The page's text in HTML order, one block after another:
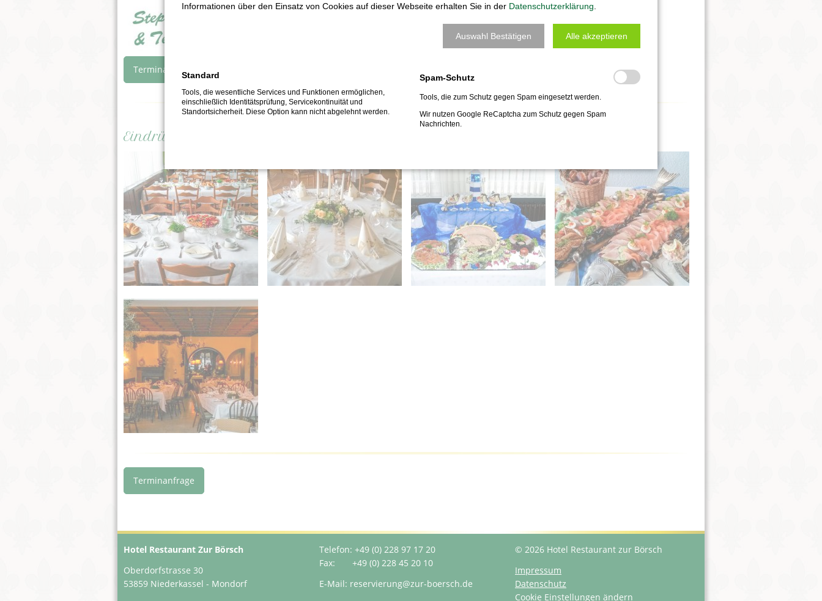
Terminanfrage
Eindrücke von unseren Räumlichkeiten
Terminanfrage
Hotel Restaurant Zur Börsch
Oberdorfstrasse 30
53859 Niederkassel - Mondorf
Telefon: +49 (0) 228 97 17 20
Fax: +49 (0) 228 45 20 10
E-Mail: reservierung@zur-boersch.de
© 2026 Hotel Restaurant zur Börsch
Impressum
Datenschutz
Cookie Einstellungen ändern
Informationen über den Einsatz von Cookies auf dieser Webseite erhalten Sie in der Datenschutzerklärung
Auswahl Bestätigen Alle akzeptieren
Standard
Tools, die wesentliche Services und Funktionen ermöglichen,
einschließlich Identitätsprüfung, Servicekontinuität und
Standortsicherheit. Diese Option kann nicht abgelehnt werden.
Spam-Schutz
Tools, die zum Schutz gegen Spam eingesetzt werden.
Wir nutzen Google ReCaptcha zum Schutz gegen Spam
Nachrichten.